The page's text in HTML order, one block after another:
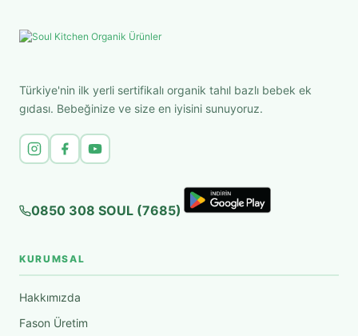
Türkiye'nin ilk yerli sertifikalı organik tahıl bazlı bebek ek
gıdası. Bebeğinize ve size en iyisini sunuyoruz.
0850 308 SOUL (7685)
KURUMSAL
Hakkımızda
Fason Üretim